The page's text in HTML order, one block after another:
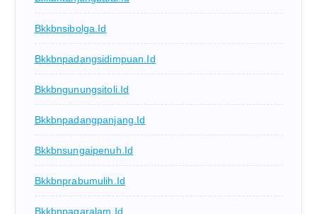
Bkkbnsibolga.id
Bkkbnpadangsidimpuan.id
Bkkbngunungsitoli.id
Bkkbnpadangpanjang.id
Bkkbnsungaipenuh.id
Bkkbnprabumulih.id
Bkkbnpagaralam.id